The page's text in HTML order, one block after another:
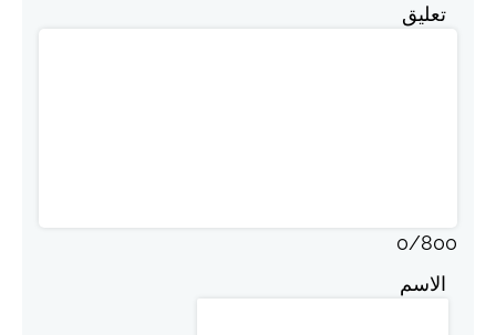
تعليق
0/800
الاسم